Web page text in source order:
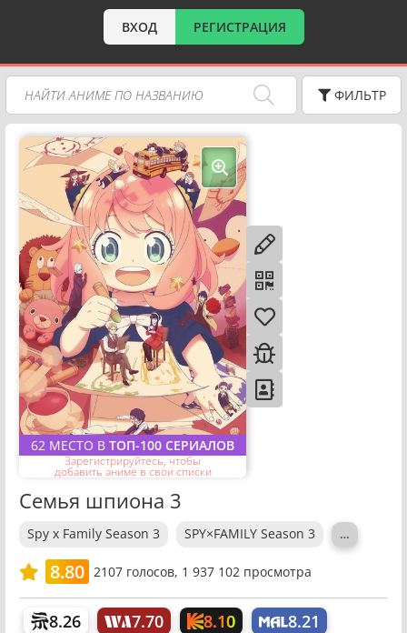
ВХОД РЕГИСТРАЦИЯ
ФИЛЬТР
62 МЕСТО В ТОП-100 СЕРИАЛОВ
Зарегистрируйтесь, чтобы
добавить аниме в свои списки
Семья шпиона 3
Spy x Family Season 3 SPY×FAMILY Season 3 …
8.80 2107голосов, 1 937 102 просмотра
8.26 7.70 8.10 8.21